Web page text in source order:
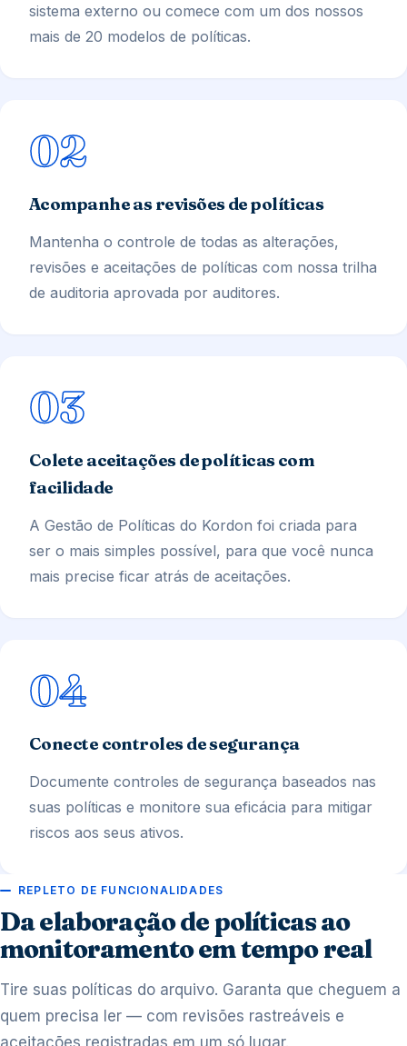
sistema externo ou comece com um dos nossos
mais de 20 modelos de políticas.
02
Acompanhe as revisões de políticas
Mantenha o controle de todas as alterações,
revisões e aceitações de políticas com nossa trilha
de auditoria aprovada por auditores.
03
Colete aceitações de políticas com
facilidade
A Gestão de Políticas do Kordon foi criada para
ser o mais simples possível, para que você nunca
mais precise ficar atrás de aceitações.
04
Conecte controles de segurança
Documente controles de segurança baseados nas
suas políticas e monitore sua eficácia para mitigar
riscos aos seus ativos.
REPLETO DE FUNCIONALIDADES
Da elaboração de políticas ao
monitoramento em tempo real
Tire suas políticas do arquivo. Garanta que cheguem a
quem precisa ler — com revisões rastreáveis e